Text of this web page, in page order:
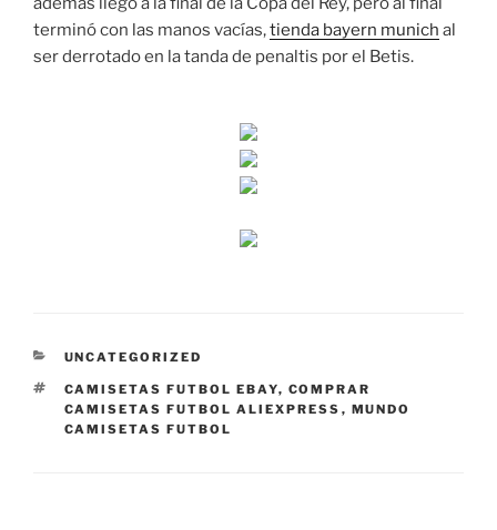
terminó con las manos vacías,tienda bayern munich al
ser derrotado en la tanda de penaltis por el Betis.
CATEGORÍAS
UNCATEGORIZED
ETIQUETAS
CAMISETAS FUTBOL EBAY, COMPRAR
CAMISETAS FUTBOL ALIEXPRESS , MUNDO
CAMISETAS FUTBOL